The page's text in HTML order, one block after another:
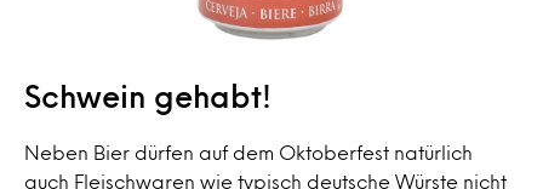
Schwein gehabt!
Neben Bier dürfen auf dem Oktoberfest natürlich
auch Fleischwaren wie typisch deutsche Würste nicht